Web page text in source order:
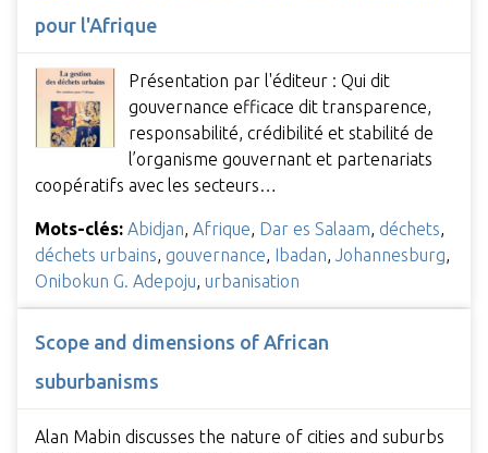
pour l'Afrique
Présentation par l'éditeur : Qui dit
gouvernance efficace dit transparence,
responsabilité, crédibilité et stabilité de
l’organisme gouvernant et partenariats
coopératifs avec les secteurs…
Mots-clés: Abidjan, Afrique, Dar es Salaam, déchets,
déchets urbains, gouvernance, Ibadan, Johannesburg,
Onibokun G. Adepoju, urbanisation
Scope and dimensions of African
suburbanisms
Alan Mabin discusses the nature of cities and suburbs